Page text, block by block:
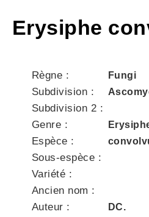
Erysiphe
Règne : Fungi
Subdivision :
Subdivision 2 :
Genre :
Espèce :
Sous-espèce :
Variété :
Ancien nom :
Auteur :
DC.